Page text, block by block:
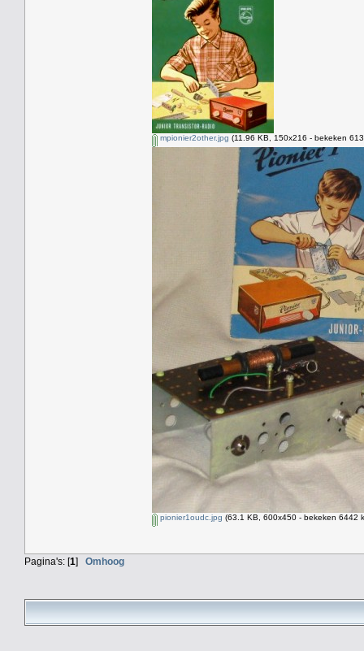
mpionier2other.jpg (11.96 KB, 150x216 - bekeken
pionier1oudc.jpg (63.1 KB, 600x450 - bekeken 6442
Pagina's: [1] Omhoog